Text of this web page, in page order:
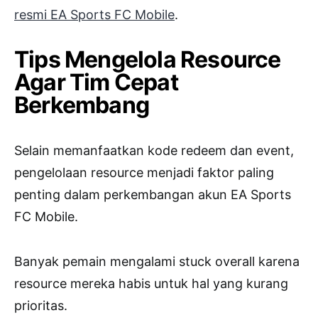
resmi EA Sports FC Mobile.
Tips Mengelola Resource
Agar Tim Cepat
Berkembang
Selain memanfaatkan kode redeem dan event,
pengelolaan resource menjadi faktor paling
penting dalam perkembangan akun EA Sports
FC Mobile.
Banyak pemain mengalami stuck overall karena
resource mereka habis untuk hal yang kurang
prioritas.